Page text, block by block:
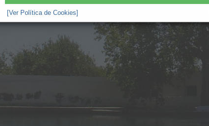
[Ver Política de Cookies]